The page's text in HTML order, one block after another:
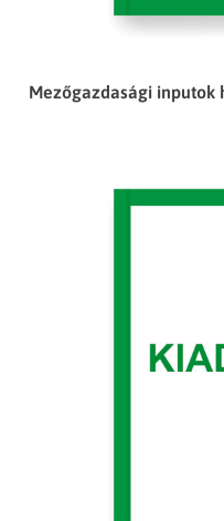
Mezőgazdasági inputok